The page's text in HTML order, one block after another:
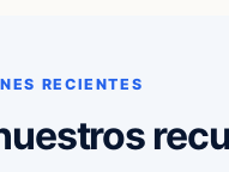
RECIENTES